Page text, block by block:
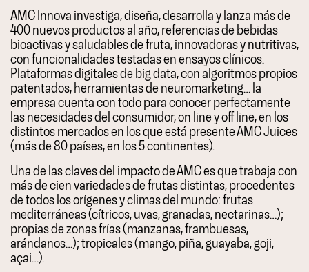
AMC Innova investiga, diseña, desarrolla y lanza más de
400 nuevos productos al año, referencias de bebidas
bioactivas y saludables de fruta, innovadoras y nutritivas,
con funcionalidades testadas en ensayos clínicos.
Plataformas digitales de big data, con algoritmos propios
patentados, herramientas de neuromarketing… la
empresa cuenta con todo para conocer perfectamente
las necesidades del consumidor, on line y off line, en los
distintos mercados en los que está presente AMC Juices
(más de 80 países, en los 5 continentes).
Una de las claves del impacto de AMC es que trabaja con
más de cien variedades de frutas distintas, procedentes
de todos los orígenes y climas del mundo: frutas
mediterráneas (cítricos, uvas, granadas, nectarinas…);
propias de zonas frías (manzanas, frambuesas,
arándanos…); tropicales (mango, piña, guayaba, goji,
açai…).